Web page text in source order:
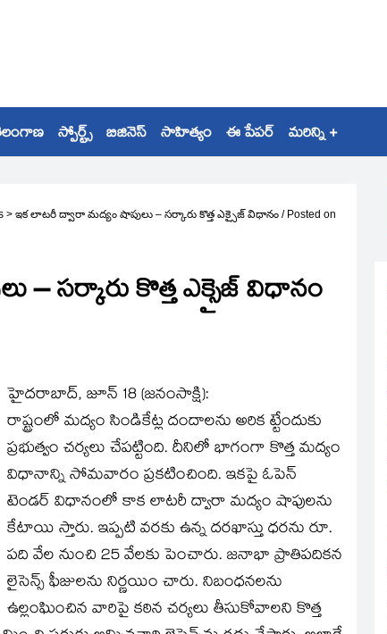
స్పోర్ట్స్ బిజినెస్ సాహిత్యం ఈ పేపర్ మరిన్ని +
> ఇక లాటరీ ద్వారా మద్యం షాపులు – సర్కారు కొత్త ఎక్సైజ్‌ విధానం / Posted on
– సర్కారు కొత్త ఎక్సైజ్‌ విధానం
హైదరాబాద్‌, జూన్‌ 18 (జనంసాక్షి):
రాష్ట్రంలో మద్యం సిండికేట్ల దందాలను అరిక ట్టేందుకు
ప్రభుత్వం చర్యలు చేపట్టింది. దీనిలో భాగంగా కొత్త మద్యం
విధానాన్ని సోమవారం ప్రకటించింది. ఇకపై ఓపెన్‌
టెండర్‌ విధానంలో కాక లాటరీ ద్వారా మద్యం షాపులను
కేటాయి స్తారు. ఇప్పటి వరకు ఉన్న దరఖాస్తు ధరను రూ.
పది వేల నుంచి 25 వేలకు పెంచారు. జనాభా ప్రాతిపదికన
లైసెన్స్‌ ఫీజులను నిర్ణయిం చారు. నిబంధనలను
ఉల్లంఘించిన వారిపై కఠిన చర్యలు తీసుకోవాలని కొత్త